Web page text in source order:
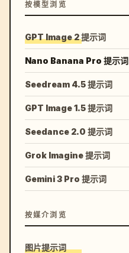
按模型浏览
GPT Image 2 提示词
Nano Banana Pro 提示词
Seedream 4.5 提示词
GPT Image 1.5 提示词
Seedance 2.0 提示词
Grok Imagine 提示词
Gemini 3 Pro 提示词
按媒介浏览
图片提示词